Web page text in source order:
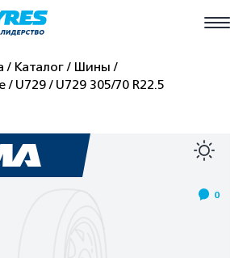
Каталог
Шины
U729 U729 305/70 R22.5
0